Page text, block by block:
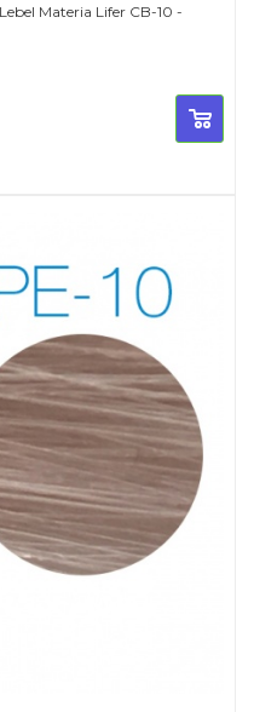
Materia Lifer CB-10 -